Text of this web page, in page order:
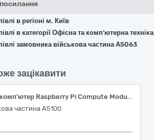
в регіоні м. Київ
в категорії Офісна та комп’ютерна
замовника військова частина А5063
зацікавити
Мікрокомп'ютер Raspberry Pi Compute Module 4 (CM4) 4GB RAM, 8GB eMMC / CM4004008, Мікрокомп'ютер Raspberry Pi Compute Module 4 Dual Gigabit Ethernet 5G/4G Mini-Computer (21108) (плата розширення)
частина А5100